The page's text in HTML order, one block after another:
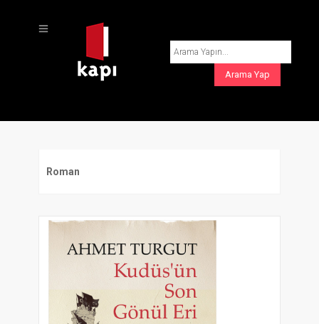
Roman